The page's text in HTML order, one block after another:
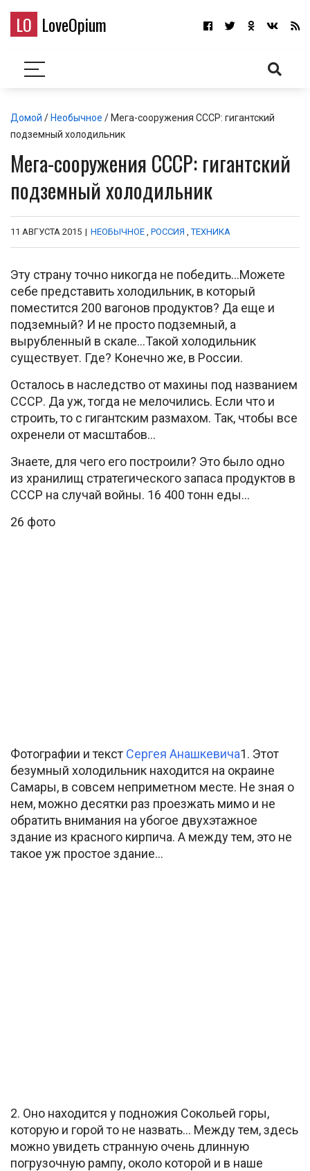
LO LoveOpium
Домой / Необычное / Мега-сооружения СССР: гигантский
подземный холодильник
Мега-сооружения СССР: гигантский
подземный холодильник
11 АВГУСТА 2015 | НЕОБЫЧНОЕ , РОССИЯ ,ТЕХНИКА
Эту страну точно никогда не победить…Можете
себе представить холодильник, в который
поместится 200 вагонов продуктов? Да еще и
подземный? И не просто подземный, а
вырубленный в скале…Такой холодильник
существует. Где? Конечно же, в России.
Осталось в наследство от махины под названием
СССР. Да уж, тогда не мелочились. Если что и
строить, то с гигантским размахом. Так, чтобы все
охренели от масштабов…
Знаете, для чего его построили? Это было одно
из хранилищ стратегического запаса продуктов в
СССР на случай войны. 16 400 тонн еды…
26 фото
Фотографии и текст Сергея Анашкевича1. Этот
безумный холодильник находится на окраине
Самары, в совсем неприметном месте. Не зная о
нем, можно десятки раз проезжать мимо и не
обратить внимания на убогое двухэтажное
здание из красного кирпича. А между тем, это не
такое уж простое здание…
2. Оно находится у подножия Сокольей горы,
которую и горой то не назвать… Между тем, здесь
можно увидеть странную очень длинную
погрузочную рампу, около которой и в наше